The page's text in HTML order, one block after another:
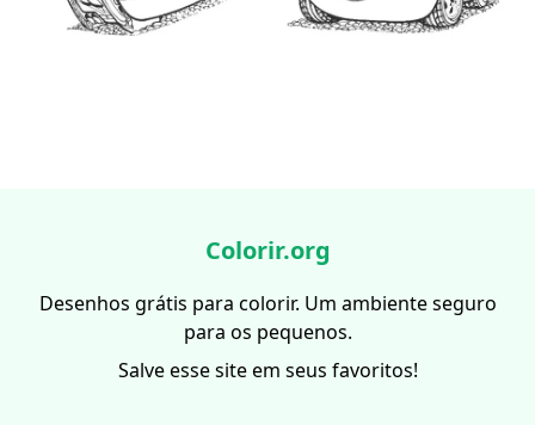
Colorir.org
Desenhos grátis para colorir. Um ambiente seguro
para os pequenos.
Salve esse site em seus favoritos!